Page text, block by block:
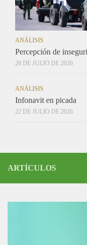
ANÁLISIS
Percepción de
28 DE JULIO DE 2026
ANÁLISIS
Infonavit en picada
22 DE JULIO DE 2026
ARTÍCULOS